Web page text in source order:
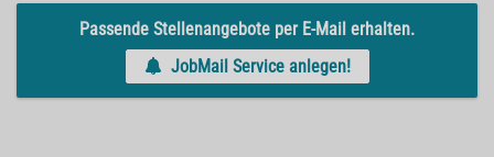
Passende Stellenangebote per E-Mail erhalten.
JobMail Service anlegen!